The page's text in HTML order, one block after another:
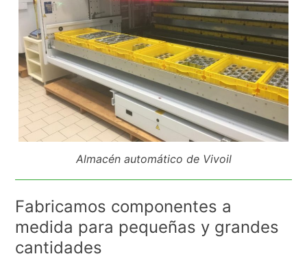
Almacén automático de Vivoil
Fabricamos componentes a
medida para pequeñas y grandes
cantidades